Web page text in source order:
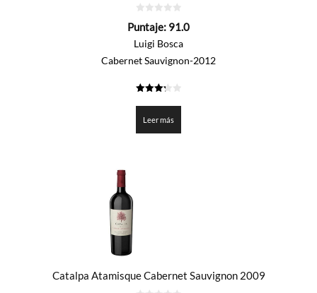
de
Puntaje: 91.0
Luigi Bosca
Cabernet Sauvignon-2012
Leer más
Catalpa Atamisque Cabernet Sauvignon 2009